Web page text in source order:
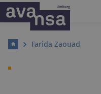
Farida Zaouad